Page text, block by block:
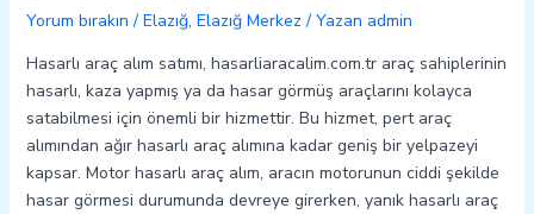
Yorum bırakın / Elazığ, Elazığ Merkez/ Yazan admin
Hasarlı araç alım satımı, hasarliaracalim.com.tr araç sahiplerinin
hasarlı, kaza yapmış ya da hasar görmüş araçlarını kolayca
satabilmesi için önemli bir hizmettir. Bu hizmet, pert araç
alımından ağır hasarlı araç alımına kadar geniş bir yelpazeyi
kapsar. Motor hasarlı araç alım, aracın motorunun ciddi şekilde
hasar görmesi durumunda devreye girerken, yanık hasarlı araç